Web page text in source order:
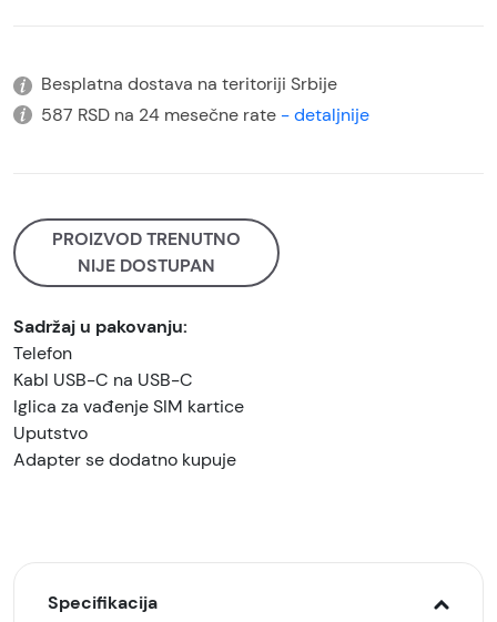
Besplatna dostava na teritoriji Srbije
587 RSD na 24 mesečne rate - detaljnije
PROIZVOD TRENUTNO
NIJE DOSTUPAN
Sadržaj u pakovanju:
Telefon
Kabl USB-C na USB-C
Iglica za vađenje SIM kartice
Uputstvo
Adapter se dodatno kupuje
Specifikacija